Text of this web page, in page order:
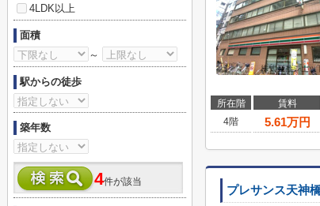
所在階 賃料
4階
5.61万円
プレサンス天神
4LDK以上
面積
～
駅からの徒歩
築年数
4件が該当